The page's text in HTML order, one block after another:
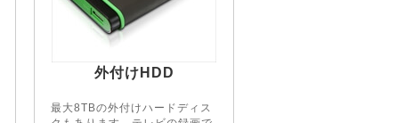
外付けHDD
最大8TBの外付けハードディス